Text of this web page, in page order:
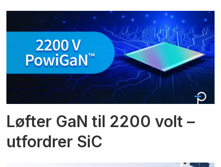
Løfter GaN til 2200 volt –
utfordrer SiC